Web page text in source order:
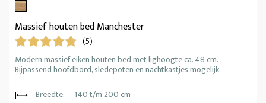
Massief houten bed Manchester
(5)
Modern massief eiken houten bed met lighoogte ca. 48 cm.
Bijpassend hoofdbord, sledepoten en nachtkastjes mogelijk.
Breedte:
140 t/m 200 cm